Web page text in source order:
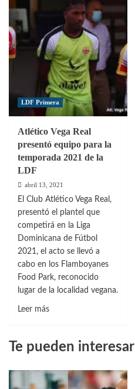
LDF Primera
Atlético Vega Real
presentó equipo para la
temporada 2021 de la
LDF
abril 13, 2021
El Club Atlético Vega Real,
presentó el plantel que
competirá en la Liga
Dominicana de Fútbol
2021, el acto se llevó a
cabo en los Flamboyanes
Food Park, reconocido
lugar de la localidad vegana.
Leer másLeer
Atlético
Real
presentó
Te pueden interesar